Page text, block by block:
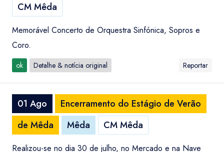
CM Mêda
Memorável Concerto de Orquestra Sinfónica, Sopros e
Coro.
ok Detalhe & notícia original Reportar
01 Ago
Encerramento do Estágio de Verão
de Mêda
Mêda CM Mêda
Realizou-se no dia 30 de julho, no Mercado e na Nave